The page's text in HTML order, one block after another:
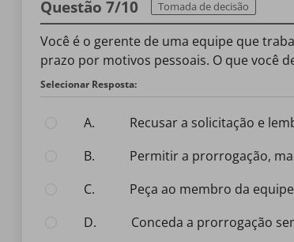
Questão 7/10 Tomada de decisão
Você é o gerente de uma equipe que
prazo por motivos pessoais. O que você
Selecionar Resposta:
A.
Recusar a solicitação e
B.
Permitir a prorrogação,
C.
Peça ao membro da
D.
Conceda a prorrogação